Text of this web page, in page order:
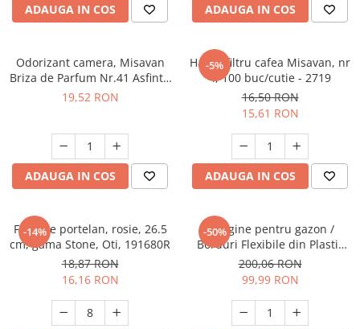
ADAUGA IN COS ADAUGA IN COS
Odorizant camera, Misavan
Briza de Parfum Nr.41 Asfintit
in Toscana 200 ml - 90034909
19,52 RON
ADAUGA IN COS
-5%
Hartie filtru cafea Misavan, nr
4, 100 buc/cutie - 2719
16,50 RON
15,61 RON
ADAUGA IN COS
-14%
Farfurie portelan, rosie, 26.5
cm, gama Stone, Oti, 191680R
18,87 RON
16,16 RON
-50%
Margine pentru gazon /
Borduri Flexibile din Plastic
pentru Gradina, 10 m, Calitate
Premium, Rezistente UV,
Instalare Ușoara, pentru Aleii,
Gazon, Straturi de Flori,
Negru
200,06 RON
99,99 RON